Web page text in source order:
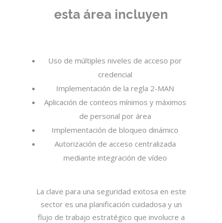
esta área incluyen
Uso de múltiples niveles de acceso por
credencial
Implementación de la regla 2-MAN
Aplicación de conteos mínimos y máximos
de personal por área
Implementación de bloqueo dinámico
Autorización de acceso centralizada
mediante integración de vídeo
La clave para una seguridad exitosa en este
sector es una planificación cuidadosa y un
flujo de trabajo estratégico que involucre a